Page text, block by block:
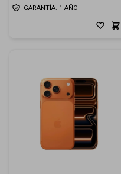
GARANTÍA: 1 AÑO